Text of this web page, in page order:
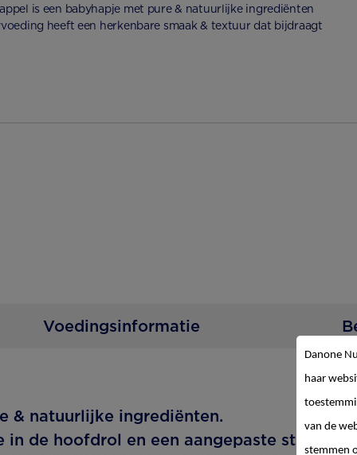
is een babyhapje met pure & natuurlijke ingrediënten
heeft een herkenbare smaak & textuur dat bijdraagt
Voedingsinformatie
& natuurlijke ingrediënten.
de hoofdrol en een aangepaste structuur.
Danone
haar
van de
stemmen